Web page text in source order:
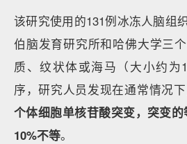
该研究使用的131例冰冻人脑组
伯脑发育研究所和哈佛大学三
质、纹状体或海马（大小约为
序，研究人员发现在通常情况下
个体细胞单核苷酸突变，突变
10%不等。